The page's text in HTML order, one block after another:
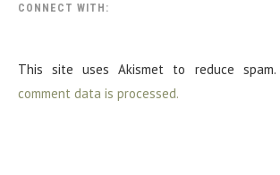
CONNECT WITH:
This site uses Akismet to reduce spam.
comment data is processed.